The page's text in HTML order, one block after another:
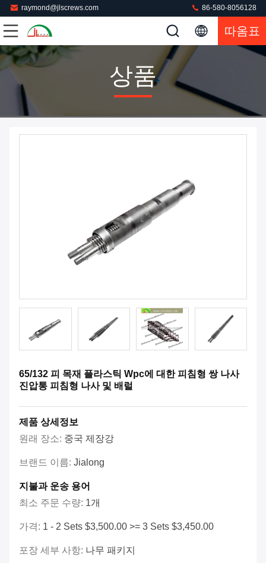
raymond@jlscrews.com 86-580-8056128
따옴표
상품
65/132 피 목재 플라스틱 Wpc에 대한 피침형 쌍 나사
진압통 피침형 나사 및 배럴
제품 상세정보
원래 장소: 중국 제장강
브랜드 이름: Jialong
지불과 운송 용어
최소 주문 수량: 1개
가격: 1 - 2 Sets $3,500.00 >= 3 Sets $3,450.00
포장 세부 사항: 나무 패키지